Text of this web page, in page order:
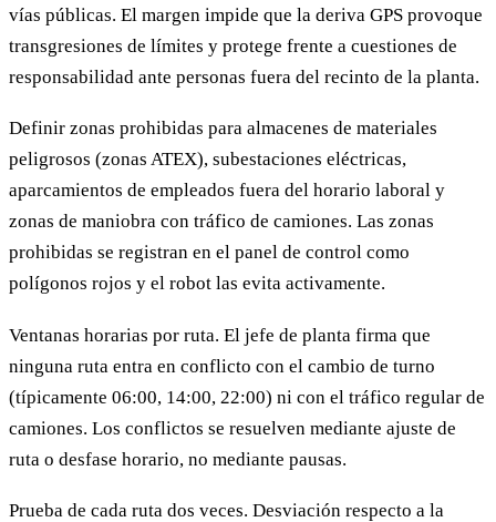
vías públicas. El margen impide que la deriva GPS provoque
transgresiones de límites y protege frente a cuestiones de
responsabilidad ante personas fuera del recinto de la planta.
Definir zonas prohibidas para almacenes de materiales
peligrosos (zonas ATEX), subestaciones eléctricas,
aparcamientos de empleados fuera del horario laboral y
zonas de maniobra con tráfico de camiones. Las zonas
prohibidas se registran en el panel de control como
polígonos rojos y el robot las evita activamente.
Ventanas horarias por ruta. El jefe de planta firma que
ninguna ruta entra en conflicto con el cambio de turno
(típicamente 06:00, 14:00, 22:00) ni con el tráfico regular de
camiones. Los conflictos se resuelven mediante ajuste de
ruta o desfase horario, no mediante pausas.
Prueba de cada ruta dos veces. Desviación respecto a la